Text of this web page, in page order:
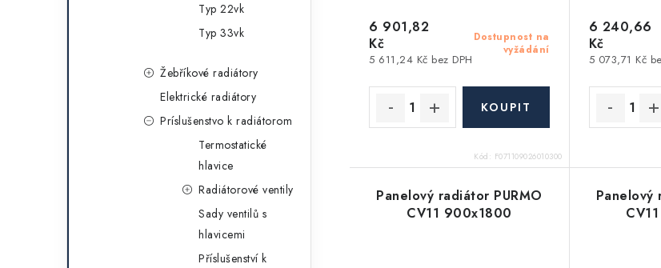
Typ 22vk
Typ 33vk
Žebříkové radiátory
Elektrické radiátory
Príslušenstvo k radiátorom
Termostatické
hlavice
Radiátorové ventily
Sady ventilů s
hlavicemi
Příslušenství k
Dostupnost na
vyžádání
5 611,24 Kč bez DPH
6 901,82
Kč
Kód: F071109026010300
5 073,71 Kč
6 240,66
Kč
Panelový radiátor PURMO
CV11 900x1800
Panelový